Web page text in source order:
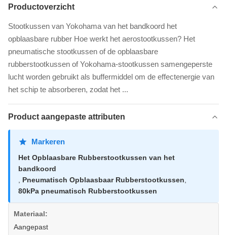
Productoverzicht
Stootkussen van Yokohama van het bandkoord het
opblaasbare rubber Hoe werkt het aerostootkussen? Het
pneumatische stootkussen of de opblaasbare
rubberstootkussen of Yokohama-stootkussen samengeperste
lucht worden gebruikt als buffermiddel om de effectenergie van
het schip te absorberen, zodat het ...
Product aangepaste attributen
Markeren
Het Opblaasbare Rubberstootkussen van het
bandkoord
Pneumatisch Opblaasbaar Rubberstootkussen
80kPa pneumatisch Rubberstootkussen
Materiaal:
Aangepast